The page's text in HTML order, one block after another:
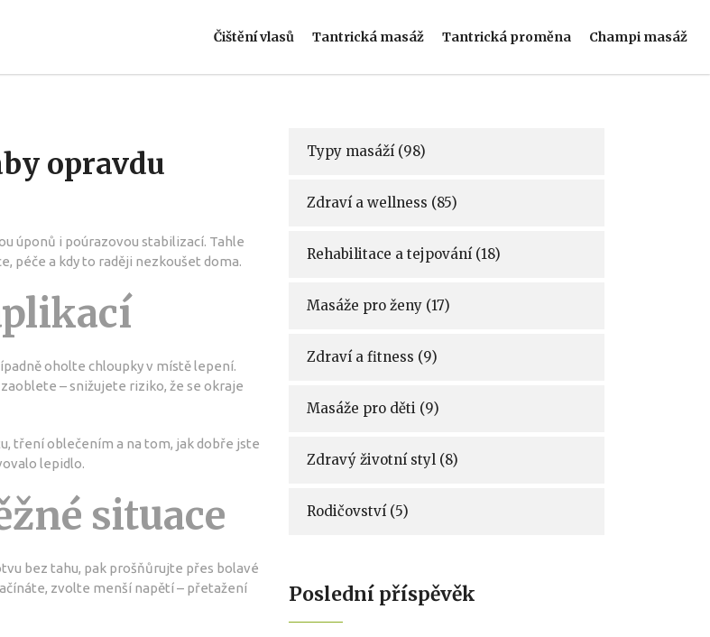
Čištění vlasů Tantrická masáž Tantrická proměna Champi masáž
opravdu
úponů i poúrazovou stabilizací. Tahle
péče a kdy to raději nezkoušet doma.
oholte chloupky v místě lepení.
– snižujete riziko, že se okraje
tření oblečením a na tom, jak dobře jste
lepidlo.
situace
bez tahu, pak prošňůrujte přes bolavé
zvolte menší napětí – přetažení
Typy masáží (98)
Zdraví a wellness (85)
Rehabilitace a tejpování (18)
Masáže pro ženy (17)
Zdraví a fitness (9)
Masáže pro děti (9)
Zdravý životní styl (8)
Rodičovství (5)
Poslední příspěvěk